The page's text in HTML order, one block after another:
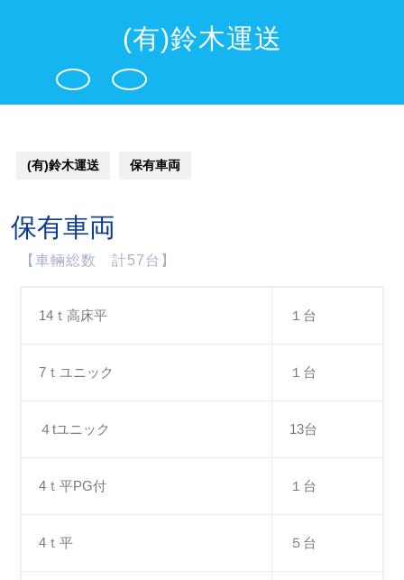
(有)鈴木運送
Open
(有)鈴木運送 保有車両
保有車両
【車輛総数 計57台】
14ｔ高床平 １台
7ｔユニック １台
４tユニック 13台
4ｔ平PG付 １台
4ｔ平 ５台